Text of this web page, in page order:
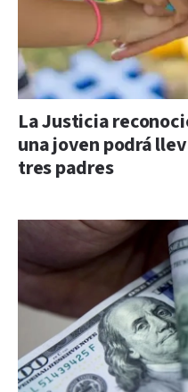
La Justicia
una joven podrá
tres padres